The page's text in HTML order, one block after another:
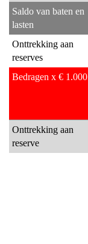
Saldo van baten en
lasten
Onttrekking aan
reserves
Bedragen x € 1.000
Onttrekking aan
reserve